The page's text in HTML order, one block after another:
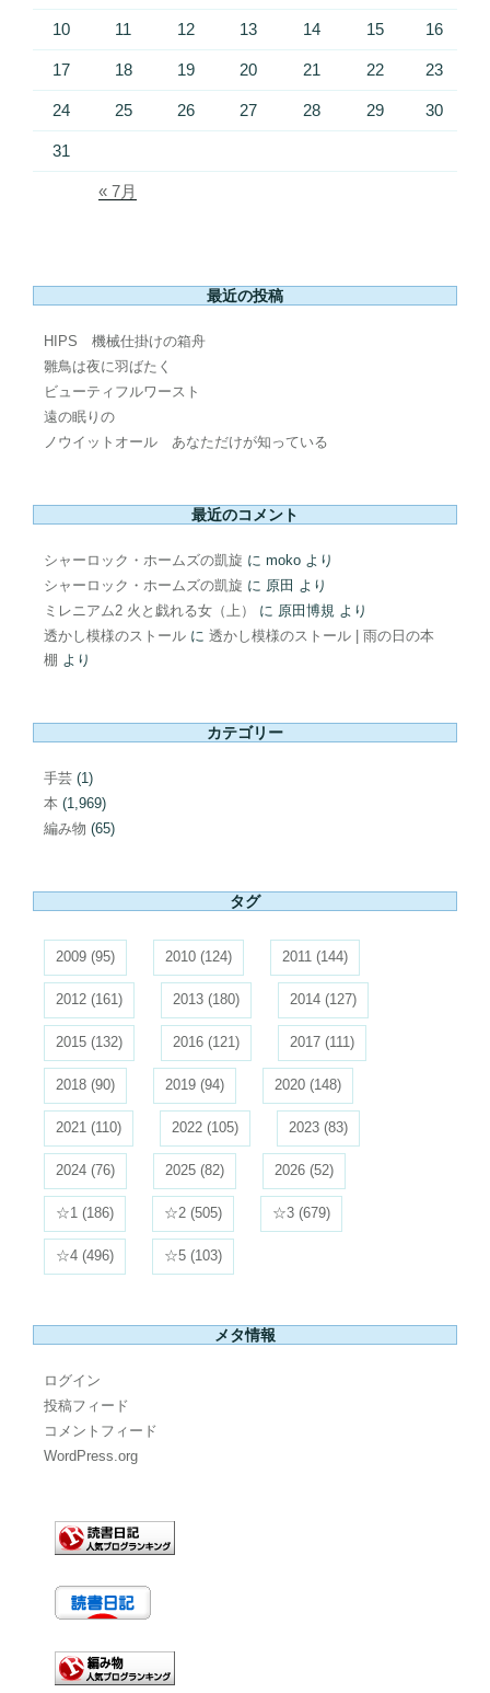
10 11 12 13 14 15 16
17 18 19 20 21 22 23
24 25 26 27 28 29 30
31
« 7月
最近の投稿
HIPS 機械仕掛けの箱舟
雛鳥は夜に羽ばたく
ビューティフルワースト
遠の眠りの
ノウイットオール あなただけが知っている
最近のコメント
シャーロック・ホームズの凱旋 に moko より
シャーロック・ホームズの凱旋 に 原田 より
ミレニアム2 火と戯れる女（上）
に 原田博規 より
透かし模様のストール に 透かし模様のストール | 雨の日の本
棚 より
カテゴリー
手芸 (1)
本 (1,969)
編み物 (65)
タグ
2009 (95) 2010 (124) 2011 (144)
2012 (161) 2013 (180) 2014 (127)
2015 (132) 2016 (121) 2017 (111)
2018 (90) 2019 (94) 2020 (148)
2021 (110) 2022 (105) 2023 (83)
2024 (76) 2025 (82) 2026 (52)
☆1 (186) ☆2 (505) ☆3 (679)
☆4 (496) ☆5 (103)
メタ情報
ログイン
投稿フィード
コメントフィード
WordPress.org